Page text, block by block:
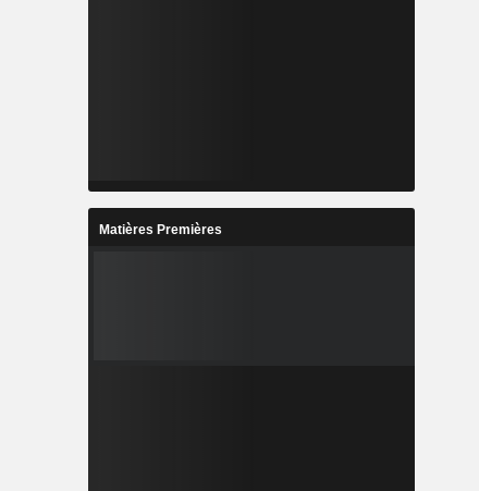
Matières Premières